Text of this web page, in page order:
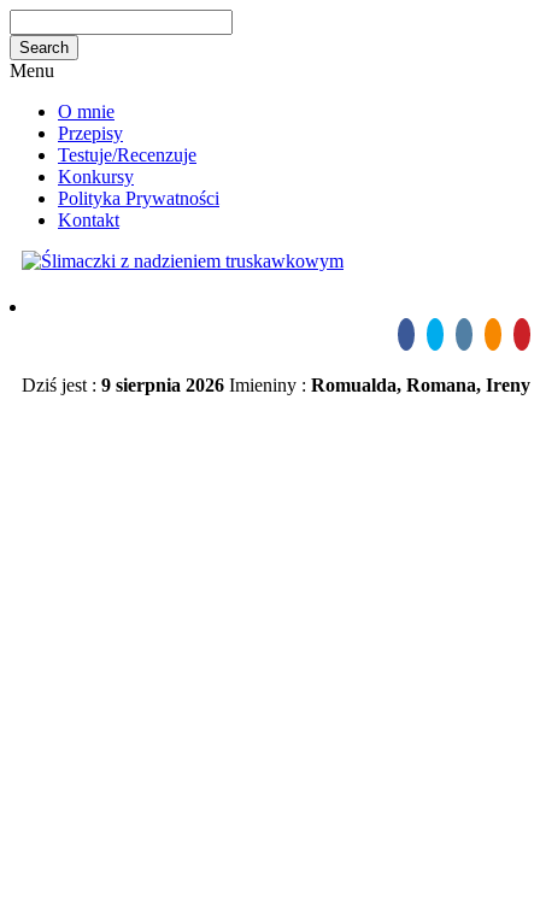
Menu
O mnie
Przepisy
Testuje/Recenzuje
Konkursy
Polityka Prywatności
Kontakt
Dziś jest : 9 sierpnia 2026 Imieniny : Romualda, Romana, Ireny